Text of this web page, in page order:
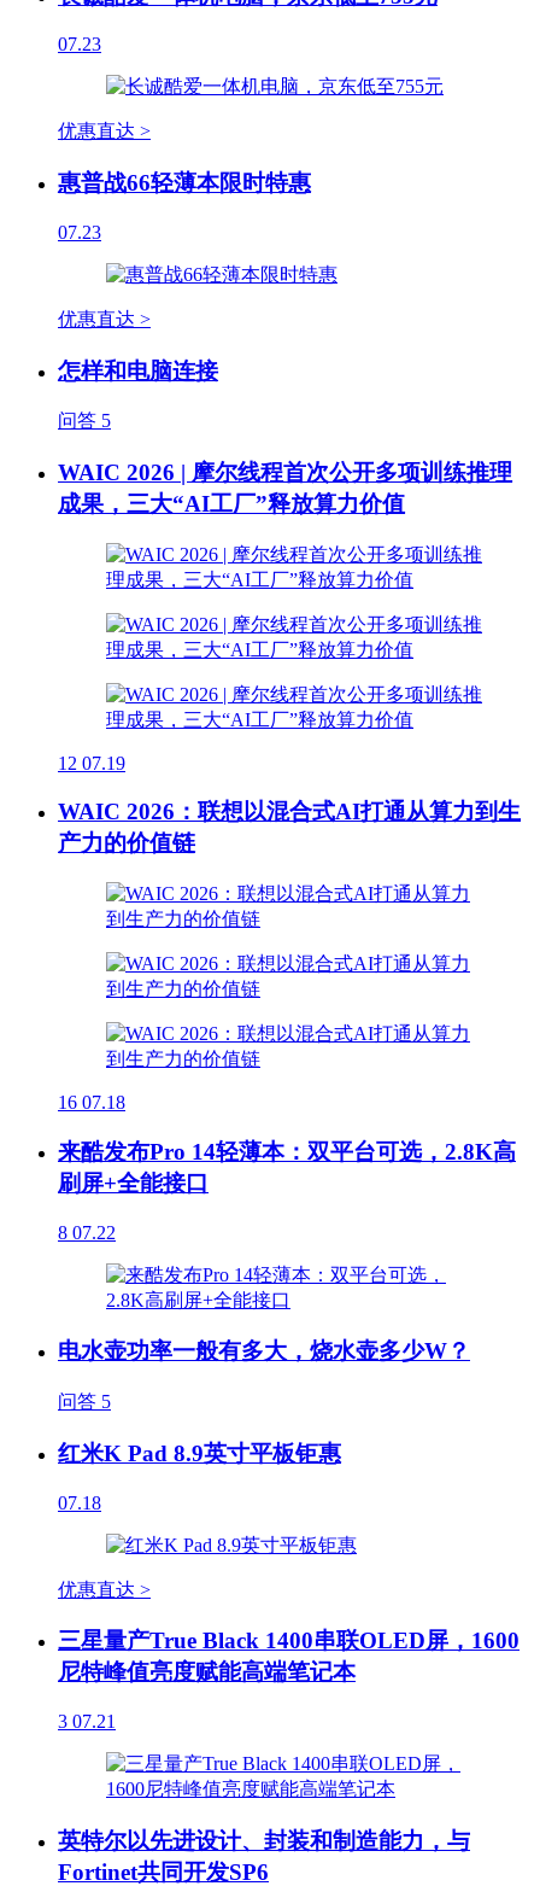
07.23
优惠直达 >
惠普战66轻薄本限时特惠
07.23
优惠直达 >
怎样和电脑连接
问答 5
WAIC 2026 | 摩尔线程首次公开多项训练推理
成果，三大“AI工厂”释放算力价值
12 07.19
WAIC 2026：联想以混合式AI打通从算力到生
产力的价值链
16 07.18
来酷发布Pro 14轻薄本：双平台可选，2.8K高
刷屏+全能接口
8 07.22
电水壶功率一般有多大，烧水壶多少W？
问答 5
红米K Pad 8.9英寸平板钜惠
07.18
优惠直达 >
三星量产True Black 1400串联OLED屏，1600
尼特峰值亮度赋能高端笔记本
3 07.21
英特尔以先进设计、封装和制造能力，与
Fortinet共同开发SP6